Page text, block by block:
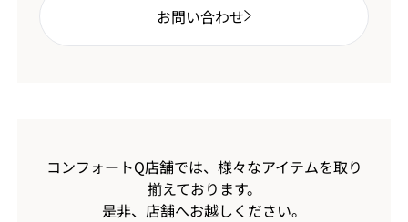
お問い合わせ
コンフォートQ店舗では、様々なアイテムを取り
揃えております。
是非、店舗へお越しください。